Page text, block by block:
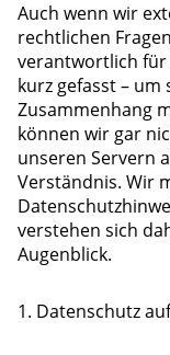
Auch wenn wir
rechtlichen
verantwortlich für
kurz gefasst –
Zusammenhang
können wir gar
unseren Servern
Verständnis. Wir
verstehen sich
Augenblick.
1. Datenschutz